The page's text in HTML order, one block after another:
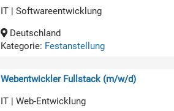
IT | Softwareentwicklung
Deutschland
Kategorie: Festanstellung
Webentwickler Fullstack (m/w/d)
IT | Web-Entwicklung